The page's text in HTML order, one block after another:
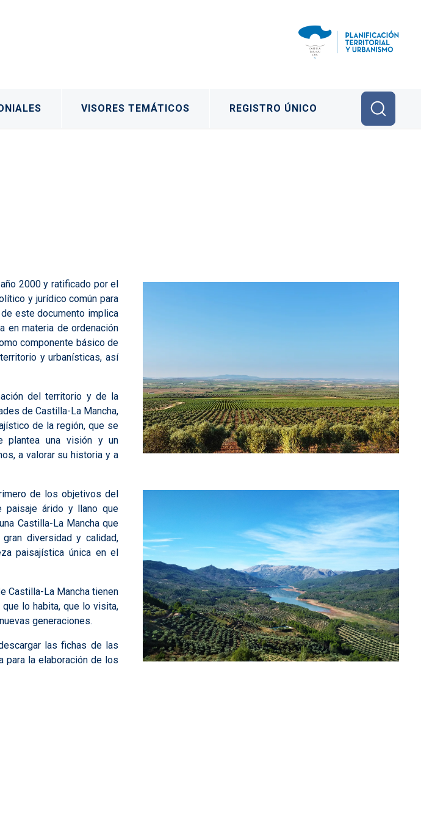
VISORES TEMÁTICOS REGISTRO ÚNICO
2000 y ratificado por el
y jurídico común para
este documento implica
en materia de ordenación
componente básico de
y urbanísticas, así
del territorio y de la
de Castilla-La Mancha,
de la región, que se
plantea una visión y un
a valorar su historia y a
de los objetivos del
paisaje árido y llano que
Castilla-La Mancha que
diversidad y calidad,
paisajística única en el
Castilla-La Mancha tienen
lo habita, que lo visita,
generaciones.
las fichas de las
para la elaboración de los